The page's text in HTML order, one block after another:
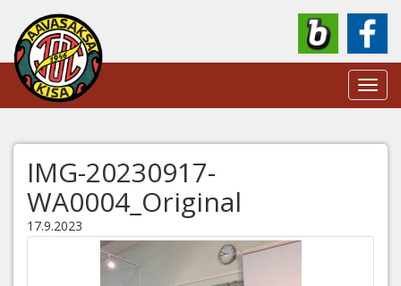
IMG-20230917-
WA0004_Original
17.9.2023